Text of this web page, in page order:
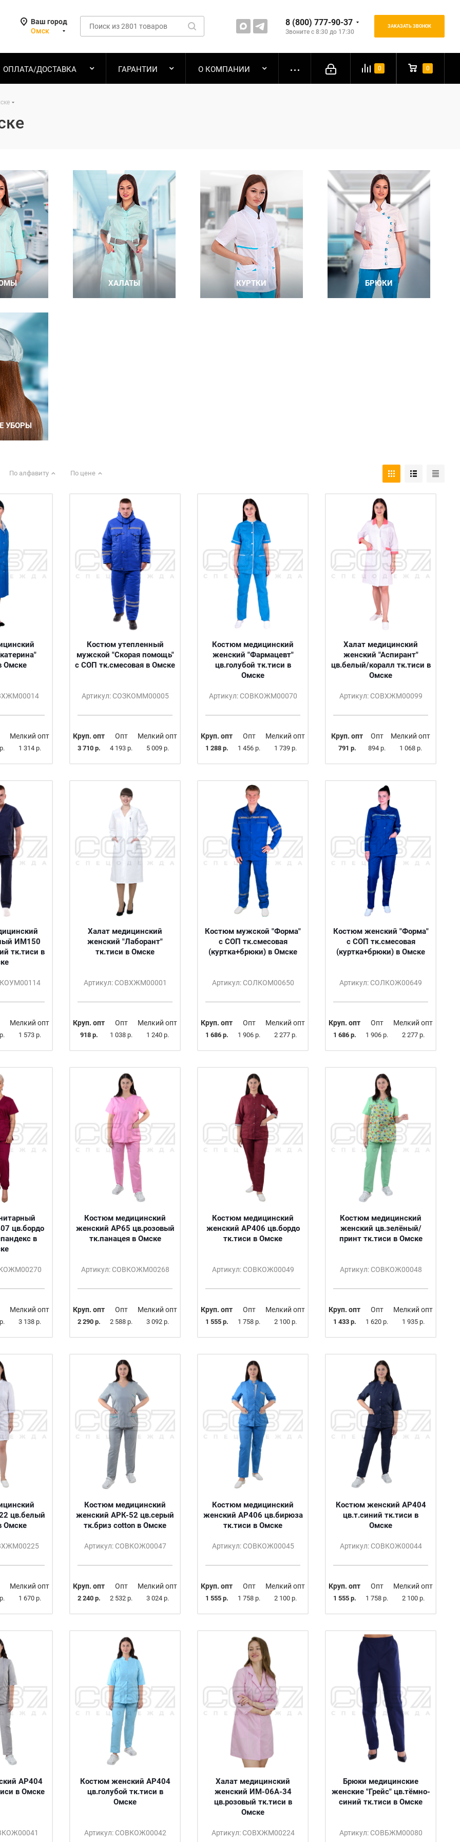
Ваш город
Омск
8 (800) 777-90-37
Звоните с 8:30 до 17:30
ЗАКАЗАТЬ ЗВОНОК
0 0
ОПЛАТА/ДОСТАВКА ГАРАНТИИ О КОМПАНИИ
По алфавиту По цене
Омске
Мелкий опт
1 314 р.
Костюм утепленный
мужской "Скорая помощь"
с СОП тк.смесовая в Омске
Артикул: СОЗКОММ00005
Круп. опт
3 710 р.
Опт
4 193 р.
Мелкий опт
5 009 р.
Костюм медицинский
женский "Фармацевт"
цв.голубой тк.тиси в
Омске
Артикул: СОВКОЖМ00070
Круп. опт
1 288 р.
Опт
1 456 р.
Мелкий опт
1 739 р.
Халат медицинский
женский "Аспирант"
цв.белый/коралл тк.тиси в
Омске
Артикул: СОВХЖМ00099
Круп. опт
791 р.
Опт
894 р.
Мелкий опт
1 068 р.
ИМ150
тк.тиси в
Мелкий опт
1 573 р.
Халат медицинский
женский "Лаборант"
тк.тиси в Омске
Артикул: СОВХЖМ00001
Круп. опт
918 р.
Опт
1 038 р.
Мелкий опт
1 240 р.
Костюм мужской "Форма"
с СОП тк.смесовая
(куртка+брюки) в Омске
Артикул: СОЛКОМ00650
Круп. опт
1 686 р.
Опт
1 906 р.
Мелкий опт
2 277 р.
Костюм женский "Форма"
с СОП тк.смесовая
(куртка+брюки) в Омске
Артикул: СОЛКОЖ00649
Круп. опт
1 686 р.
Опт
1 906 р.
Мелкий опт
2 277 р.
цв.бордо
в
Мелкий опт
3 138 р.
Костюм медицинский
женский АР65 цв.розовый
тк.панацея в Омске
Артикул: СОВКОЖМ00268
Круп. опт
2 290 р.
Опт
2 588 р.
Мелкий опт
3 092 р.
Костюм медицинский
женский АР406 цв.бордо
тк.тиси в Омске
Артикул: СОВКОЖ00049
Круп. опт
1 555 р.
Опт
1 758 р.
Мелкий опт
2 100 р.
Костюм медицинский
женский цв.зелёный/
принт тк.тиси в Омске
Артикул: СОВКОЖ00048
Круп. опт
1 433 р.
Опт
1 620 р.
Мелкий опт
1 935 р.
цв.белый
Омске
Мелкий опт
1 670 р.
Костюм медицинский
женский АРК-52 цв.серый
тк.бриз cotton в Омске
Артикул: СОВКОЖ00047
Круп. опт
2 240 р.
Опт
2 532 р.
Мелкий опт
3 024 р.
Костюм медицинский
женский АР406 цв.бирюза
тк.тиси в Омске
Артикул: СОВКОЖ00045
Круп. опт
1 555 р.
Опт
1 758 р.
Мелкий опт
2 100 р.
Костюм женский АР404
цв.т.синий тк.тиси в
Омске
Артикул: СОВКОЖ00044
Круп. опт
1 555 р.
Опт
1 758 р.
Мелкий опт
2 100 р.
АР404
в Омске
Костюм женский АР404
цв.голубой тк.тиси в
Омске
Артикул: СОВКОЖ00042
Халат медицинский
женский ИМ-06А-34
цв.розовый тк.тиси в
Омске
Артикул: СОВХЖМ00224
Брюки медицинские
женские "Грейс" цв.тёмно-
синий тк.тиси в Омске
Артикул: СОВБЖМ00080